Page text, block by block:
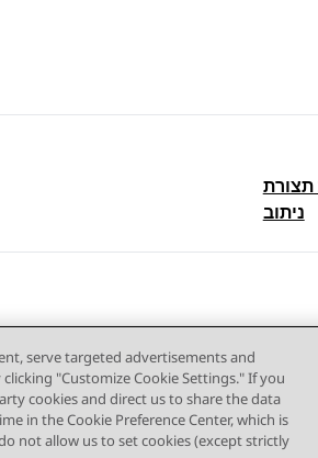
תצורת
ניתוב
מדיניות קובצי Cookie של זום סימנים
serve targeted advertisements and
"Customize Cookie Settings." If you
cookies and direct us to share the data
in the Cookie Preference Center, which is
not allow us to set cookies (except strictly